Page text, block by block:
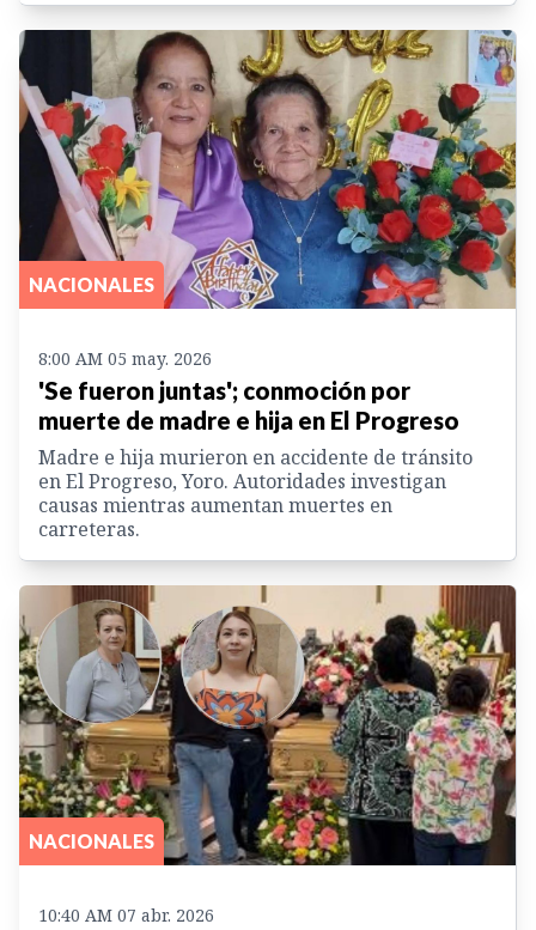
NACIONALES
8:00 AM 05 may. 2026
'Se fueron juntas'; conmoción por
muerte de madre e hija en El Progreso
Madre e hija murieron en accidente de tránsito
en El Progreso, Yoro. Autoridades investigan
causas mientras aumentan muertes en
carreteras.
NACIONALES
10:40 AM 07 abr. 2026